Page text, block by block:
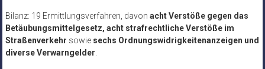
Bilanz: 19 Ermittlungsverfahren, davon acht Verstöße gegen das
Betäubungsmittelgesetz, acht strafrechtliche Verstöße im
Straßenverkehr sowie sechs Ordnungswidrigkeitenanzeigen und
diverse Verwarngelder